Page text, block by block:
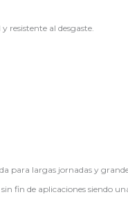
resistente al desgaste.
para largas jornadas y
fin de aplicaciones siendo